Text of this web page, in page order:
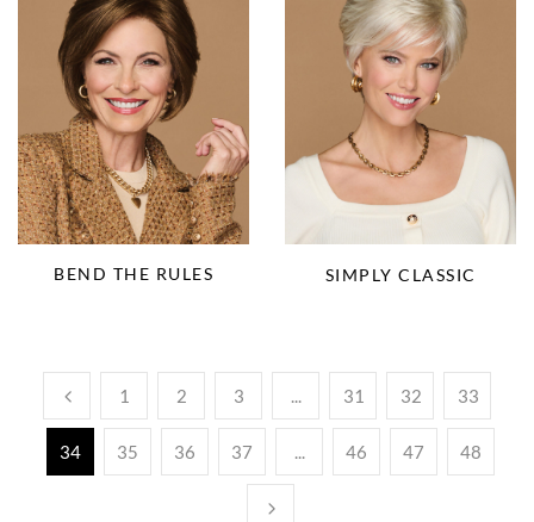
BEND THE RULES SIMPLY CLASSIC
1 2 3 31 32 33
34 35 36 37 46 47 48